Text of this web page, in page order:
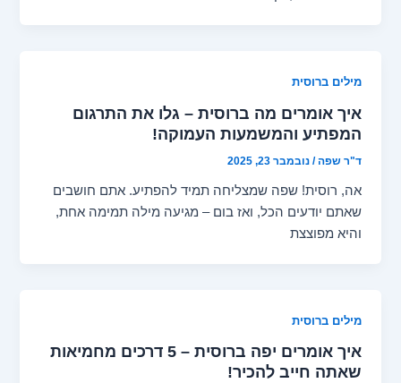
מילים ברוסית
איך אומרים מה ברוסית – גלו את התרגום
המפתיע והמשמעות העמוקה!
ד"ר שפה/נובמבר 23, 2025
אה, רוסית! שפה שמצליחה תמיד להפתיע. אתם חושבים
שאתם יודעים הכל, ואז בום – מגיעה מילה תמימה אחת,
והיא מפוצצת
מילים ברוסית
איך אומרים יפה ברוסית – 5 דרכים מחמיאות
שאתה חייב להכיר!